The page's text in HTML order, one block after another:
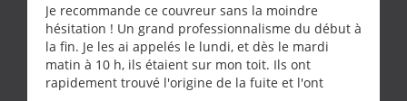
Je recommande ce couvreur sans la moindre
hésitation ! Un grand professionnalisme du début à
la fin. Je les ai appelés le lundi, et dès le mardi
matin à 10 h, ils étaient sur mon toit. Ils ont
rapidement trouvé l'origine de la fuite et l'ont